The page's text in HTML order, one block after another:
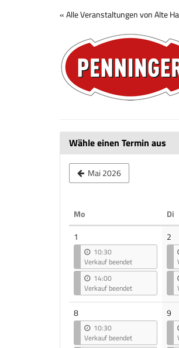
« Alle Veranstaltungen von Alte
Brennerei
Tour
Wähle einen Termin aus
Mai 2026
MoMontag Di
1
10:30
Verkauf beendet
14:00
Verkauf beendet
2
8
10:30
Verkauf beendet
9